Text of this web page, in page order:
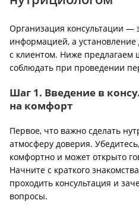
Организация консультации —
информацией, а
с клиентом. Ниже предлагаем
соблюдать при проведении
Шаг 1. Введение в
на комфорт
Первое, что важно сделать
атмосферу доверия.
комфортно и может открыто
Начните с краткого
проходить консультация и
вопросы.